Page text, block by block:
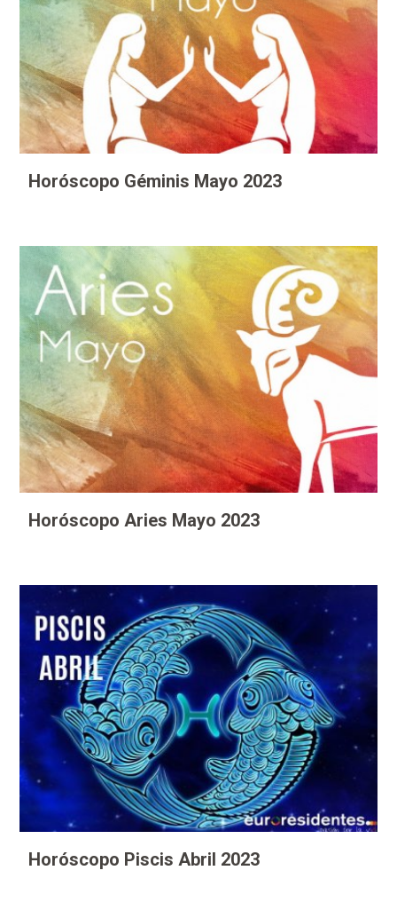
Horóscopo Géminis Mayo 2023
Horóscopo Aries Mayo 2023
Horóscopo Piscis Abril 2023